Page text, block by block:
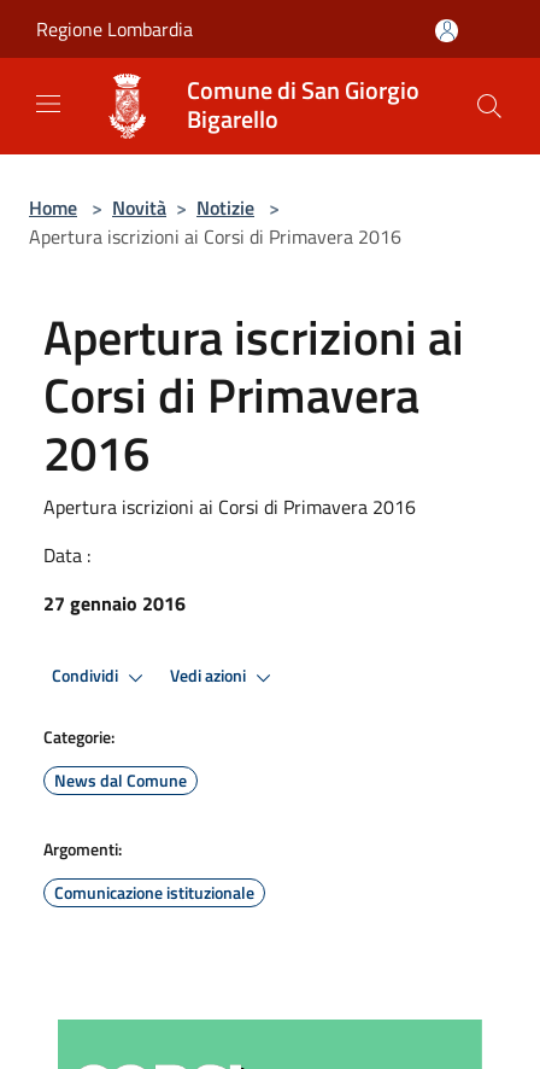
Regione Lombardia
Comune di San Giorgio
Bigarello
Home > Novità > Notizie >
Apertura iscrizioni ai Corsi di Primavera 2016
Apertura iscrizioni ai
Corsi di Primavera
2016
Apertura iscrizioni ai Corsi di Primavera 2016
Data :
27 gennaio 2016
Condividi Vedi azioni
Categorie:
News dal Comune
Argomenti:
Comunicazione istituzionale